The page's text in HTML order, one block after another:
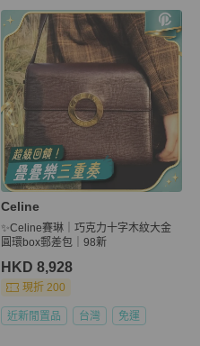
Celine
✨Celine賽琳｜巧克力十字木紋大金
圓環box郵差包｜98新
HKD 8,928
現折 200
近新閒置品 台灣 免運